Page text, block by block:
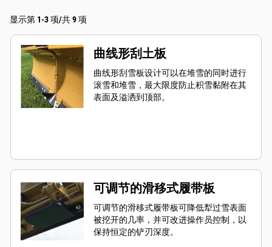
显示第 1-3 项/共 9 项
曲线形刮土板
曲线形刮雪板设计可以在堆雪的同时进行
滚雪和堆雪，最大限度防止积雪黏附在其
表面及溢洒到顶部。
可调节的滑移式履带板
可调节的滑移式履带板可降低犁过雪表面
被挖开的几率，并可改进操作员控制，以
保持恒定的铲刃深度。